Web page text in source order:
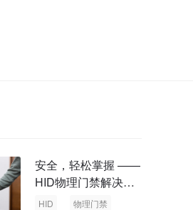
安全，轻松掌握 ——
HID物理门禁解决方
案，启动智慧安全新
HID 物理门禁